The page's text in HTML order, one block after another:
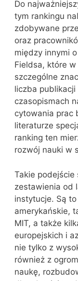
Do
tym rankingu
zdobywane
oraz
między innymi
Fieldsa, które
szczególne
liczba
czasopismach
cytowania prac
literaturze
ranking ten
rozwój nauki w
Takie podejście
zestawienia od
instytucje. Są
amerykańskie,
MIT, a także
europejskich i
nie tylko z
również z
naukę,